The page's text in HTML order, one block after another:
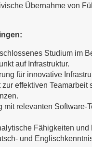
Übernahme von
Studium im
auf Infrastruktur.
für innovative
zur effektiven
mit relevanten Software-
Fähigkeiten
und